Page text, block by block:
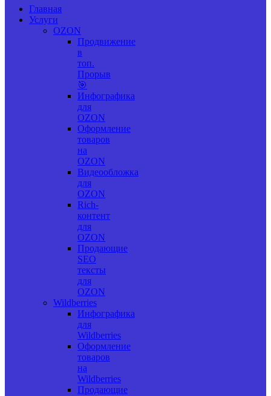
Главная
Услуги
OZON
Продвижение
в
топ.
Прорыв
🎯
Инфографика
для
OZON
Оформление
товаров
на
OZON
Видеообложка
для
OZON
Rich-
контент
для
OZON
Продающие
SEO
тексты
для
OZON
Wildberries
Инфографика
для
Wildberries
Оформление
товаров
на
Wildberries
Продающие